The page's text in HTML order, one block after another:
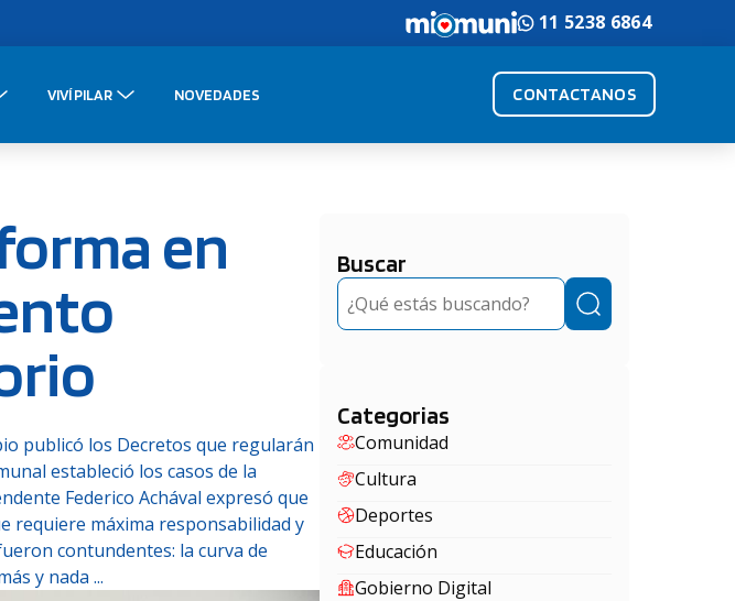
11 5238 6864
VIVÍ PILAR NOVEDADES CONTACTANOS
en
publicó los Decretos que regularán
estableció los casos de la
Federico Achával expresó que
requiere máxima responsabilidad y
contundentes: la curva de
y nada ...
Buscar
Buscar
Categorias
Comunidad
Cultura
Deportes
Educación
Gobierno Digital